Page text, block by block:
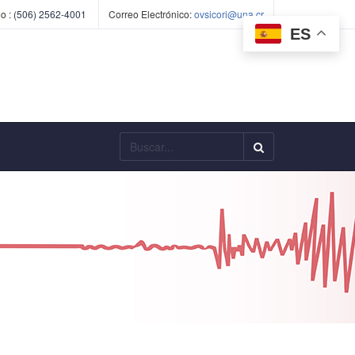
: (506) 2562-4001 Correo Electrónico:ovsicori@una.cr
ES
Buscar...